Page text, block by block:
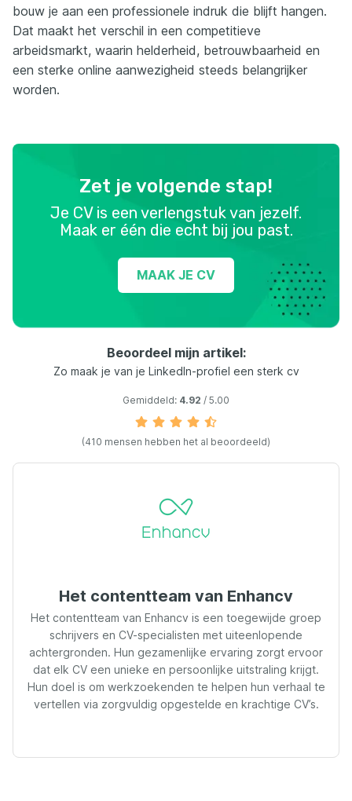
bouw je aan een professionele indruk die blijft hangen.
Dat maakt het verschil in een competitieve
arbeidsmarkt, waarin helderheid, betrouwbaarheid en
een sterke online aanwezigheid steeds belangrijker
worden.
Zet je volgende stap!
Je CV is een verlengstuk van jezelf.
Maak er één die echt bij jou past.
MAAK JE CV
Beoordeel mijn artikel:
Zo maak je van je LinkedIn-profiel een sterk cv
Gemiddeld: 4.92 / 5.00
(410 mensen hebben het al beoordeeld)
Het contentteam van Enhancv
Het contentteam van Enhancv is een toegewijde groep
schrijvers en CV-specialisten met uiteenlopende
achtergronden. Hun gezamenlijke ervaring zorgt ervoor
dat elk CV een unieke en persoonlijke uitstraling krijgt.
Hun doel is om werkzoekenden te helpen hun verhaal te
vertellen via zorgvuldig opgestelde en krachtige CV’s.